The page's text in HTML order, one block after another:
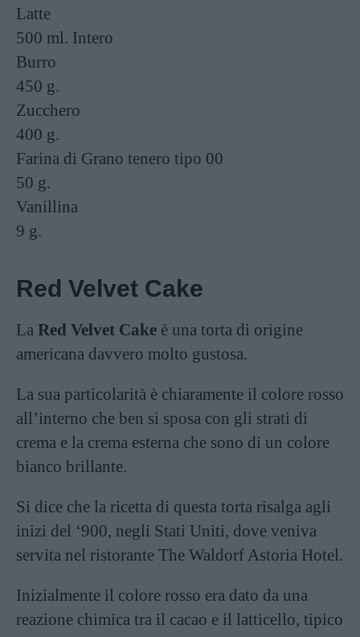
Latte
500 ml. Intero
Burro
450 g.
Zucchero
400 g.
Farina di Grano tenero tipo 00
50 g.
Vanillina
9 g.
Red Velvet Cake
La Red Velvet Cake è una torta di origine
americana davvero molto gustosa.
La sua particolarità è chiaramente il colore rosso
all’interno che ben si sposa con gli strati di
crema e la crema esterna che sono di un colore
bianco brillante.
Si dice che la ricetta di questa torta risalga agli
inizi del ‘900, negli Stati Uniti, dove veniva
servita nel ristorante The Waldorf Astoria Hotel.
Inizialmente il colore rosso era dato da una
reazione chimica tra il cacao e il latticello, tipico